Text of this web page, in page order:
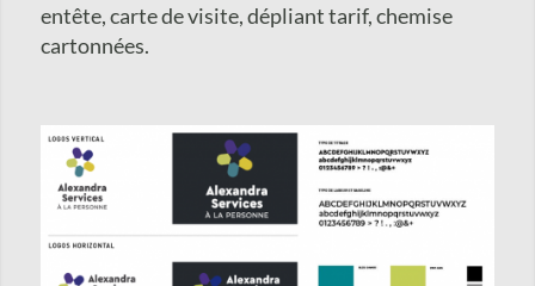
entête, carte de visite, dépliant tarif, chemise
cartonnées.